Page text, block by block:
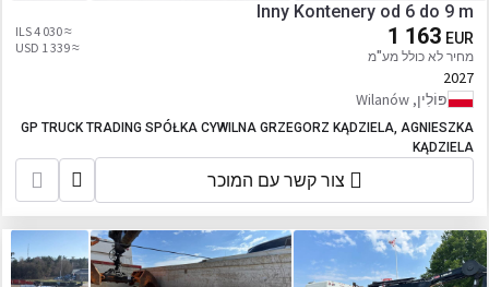
Inny Kontenery od 6 do 9 m
1 163 EUR
מחיר לא כולל מע"מ
≈ 4 030 ILS
≈ 1 339 USD
2027
פּוֹלִין, Wilanów
GP TRUCK TRADING SPÓŁKA CYWILNA GRZEGORZ KĄDZIELA, AGNIESZKA
KĄDZIELA
צור קשר עם המוכר